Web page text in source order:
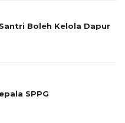
Boleh Kelola Dapur
SPPG